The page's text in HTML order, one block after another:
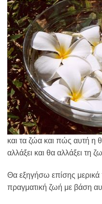
και τα ζώα και πώς αυτή η
αλλάξει και θα αλλάξει τη
Θα εξηγήσω επίσης
πραγματική ζωή με βάση